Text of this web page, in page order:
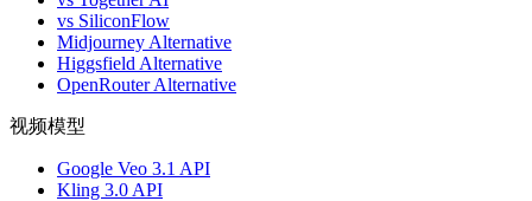
vs SiliconFlow
Midjourney Alternative
Higgsfield Alternative
OpenRouter Alternative
视频模型
Google Veo 3.1 API
Kling 3.0 API